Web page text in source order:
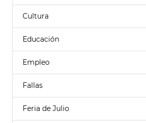
Cultura
Educación
Empleo
Fallas
Feria de Julio